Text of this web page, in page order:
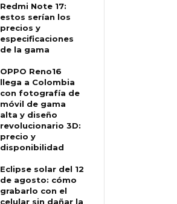
Redmi Note 17:
estos serían los
precios y
especificaciones
de la gama
OPPO Reno16
llega a Colombia
con fotografía de
móvil de gama
alta y diseño
revolucionario 3D:
precio y
disponibilidad
Eclipse solar del 12
de agosto: cómo
grabarlo con el
celular sin dañar la